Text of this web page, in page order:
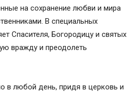
на сохранение любви и мира
В специальных
Спасителя, Богородицу и святых
вражду и преодолеть
в любой день, придя в церковь и